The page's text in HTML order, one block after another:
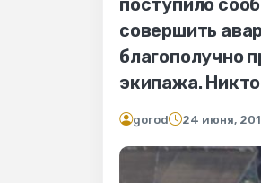
поступило
совершить
благополучно
экипажа.
gorod 24 июня,